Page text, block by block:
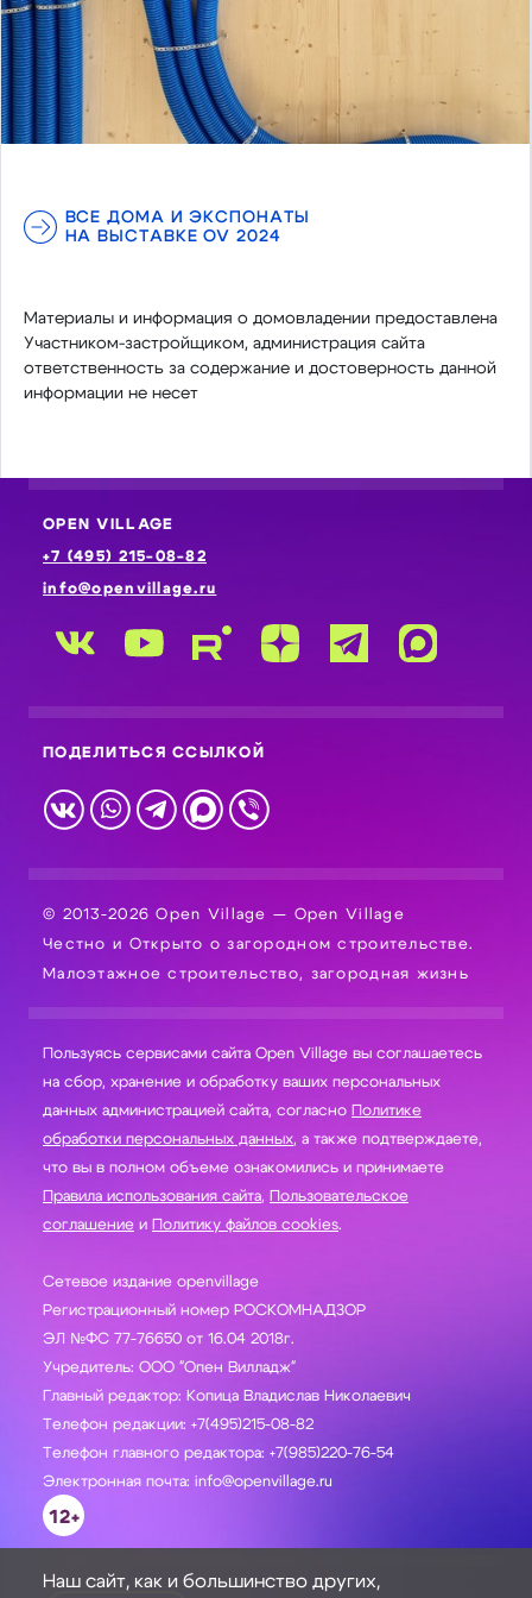
ВСЕ ДОМА И ЭКСПОНАТЫ
НА ВЫСТАВКЕ OV 2024
Материалы и информация о домовладении предоставлена
Участником-застройщиком, администрация сайта
ответственность за содержание и достоверность данной
информации не несет
OPEN VILLAGE
+7 (495) 215-08-82
info@openvillage.ru
ПОДЕЛИТЬСЯ ССЫЛКОЙ
© 2013-2026 Open Village — Open Village
Честно и Открыто о загородном строительстве.
Малоэтажное строительство, загородная жизнь
Пользуясь сервисами сайта Open Village вы соглашаетесь
на сбор, хранение и обработку ваших персональных
данных администрацией сайта, согласно Политике
обработки персональных данных, а также подтверждаете,
что вы в полном объеме ознакомились и принимаете
Правила использования сайта, Пользовательское
соглашение и Политику файлов cookies.
Сетевое издание openvillage
Регистрационный номер РОСКОМНАДЗОР
ЭЛ №ФС 77-76650 от 16.04 2018г.
Учредитель: ООО "Опен Вилладж"
Главный редактор: Копица Владислав Николаевич
Телефон редакции: +7(495)215-08-82
Телефон главного редактора: +7(985)220-76-54
Электронная почта: info@openvillage.ru
12+
Наш сайт, как и большинство других,